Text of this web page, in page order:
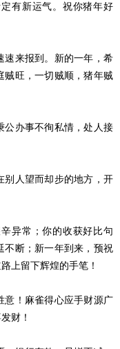
有新运气。祝你猪年好
速来报到。新的一年，希
贼旺，一切贼顺，猪年贼
公办事不徇私情，处人接
别人望而却步的地方，开
异常；你的收获好比句
不断；新一年到来，预祝
上留下辉煌的手笔！
意！麻雀得心应手财源广
财！